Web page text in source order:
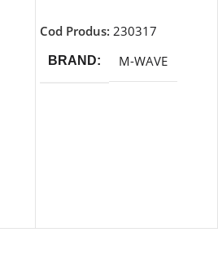
Cod Produs: 230317
BRAND M-WAVE